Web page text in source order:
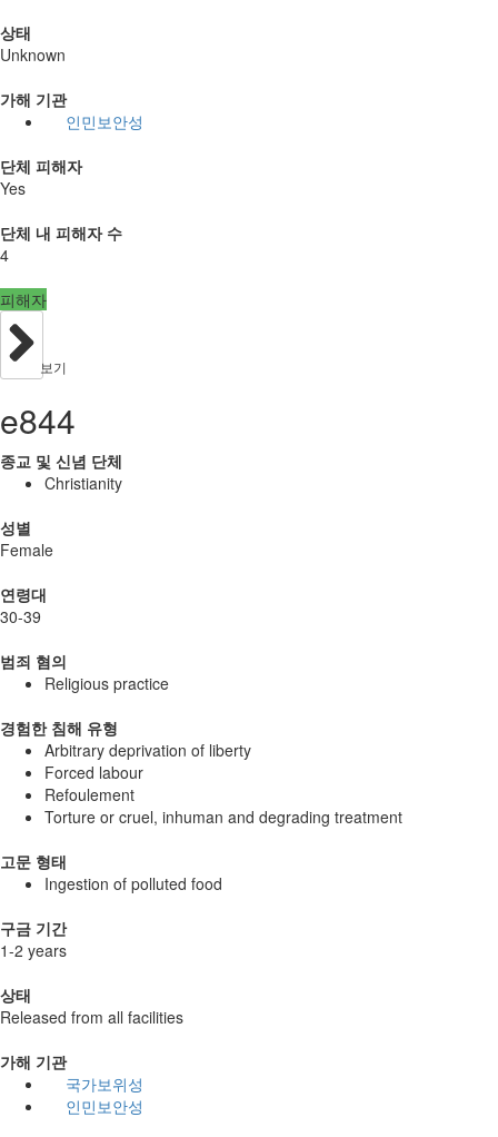
상태
Unknown
가해 기관
인민보안성
단체 피해자
Yes
단체 내 피해자 수
4
피해자
보기
e844
종교 및 신념 단체
Christianity
성별
Female
연령대
30-39
범죄 혐의
Religious practice
경험한 침해 유형
Arbitrary deprivation of liberty
Forced labour
Refoulement
Torture or cruel, inhuman and degrading treatment
고문 형태
Ingestion of polluted food
구금 기간
1-2 years
상태
Released from all facilities
가해 기관
국가보위성
인민보안성